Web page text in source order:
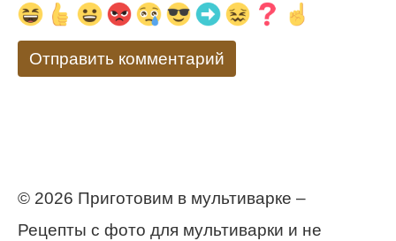
© 2026 Приготовим в мультиварке –
Рецепты с фото для мультиварки и не